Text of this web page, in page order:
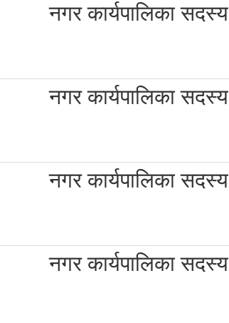
नगर कार्यपालिका सदस्य
नगर कार्यपालिका सदस्य
नगर कार्यपालिका सदस्य
नगर कार्यपालिका सदस्य